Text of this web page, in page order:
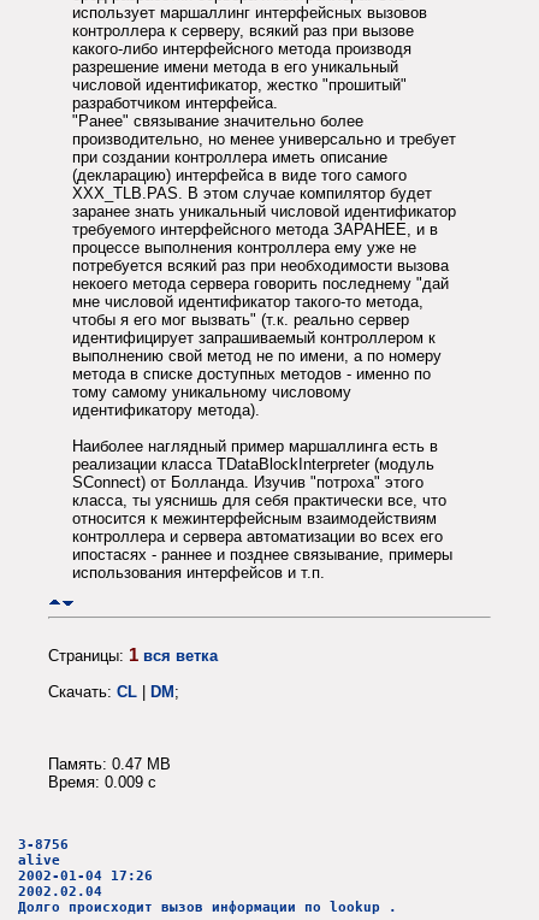
использует маршаллинг интерфейсных вызовов
контроллера к серверу, всякий раз при вызове
какого-либо интерфейсного метода производя
разрешение имени метода в его уникальный
числовой идентификатор, жестко "прошитый"
разработчиком интерфейса.
"Ранее" связывание значительно более
производительно, но менее универсально и требует
при создании контроллера иметь описание
(декларацию) интерфейса в виде того самого
XXX_TLB.PAS. В этом случае компилятор будет
заранее знать уникальный числовой идентификатор
требуемого интерфейсного метода ЗАРАНЕЕ, и в
процессе выполнения контроллера ему уже не
потребуется всякий раз при необходимости вызова
некоего метода сервера говорить последнему "дай
мне числовой идентификатор такого-то метода,
чтобы я его мог вызвать" (т.к. реально сервер
идентифицирует запрашиваемый контроллером к
выполнению свой метод не по имени, а по номеру
метода в списке доступных методов - именно по
тому самому уникальному числовому
идентификатору метода).
Наиболее наглядный пример маршаллинга есть в
реализации класса TDataBlockInterpreter (модуль
SConnect) от Болланда. Изучив "потроха" этого
класса, ты уяснишь для себя практически все, что
относится к межинтерфейсным взаимодействиям
контроллера и сервера автоматизации во всех его
ипостасях - раннее и позднее связывание, примеры
использования интерфейсов и т.п.
Страницы: 1 вся ветка
Скачать: CL | DM;
Память: 0.47 MB
Время: 0.009 c
3-8756
alive
2002-01-04 17:26
2002.02.04
Долго происходит вызов информации по lookup .